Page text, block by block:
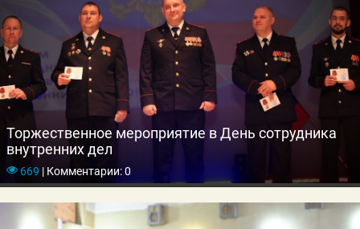
Торжественное мероприятие в День сотрудника
внутренних дел
669 |Комментарии: 0